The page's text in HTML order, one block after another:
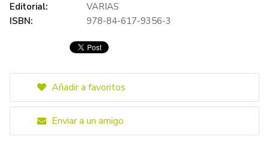
Editorial:
VARIAS
ISBN:
978-84-617-9356-3
Añadir a favoritos
Enviar a un amigo